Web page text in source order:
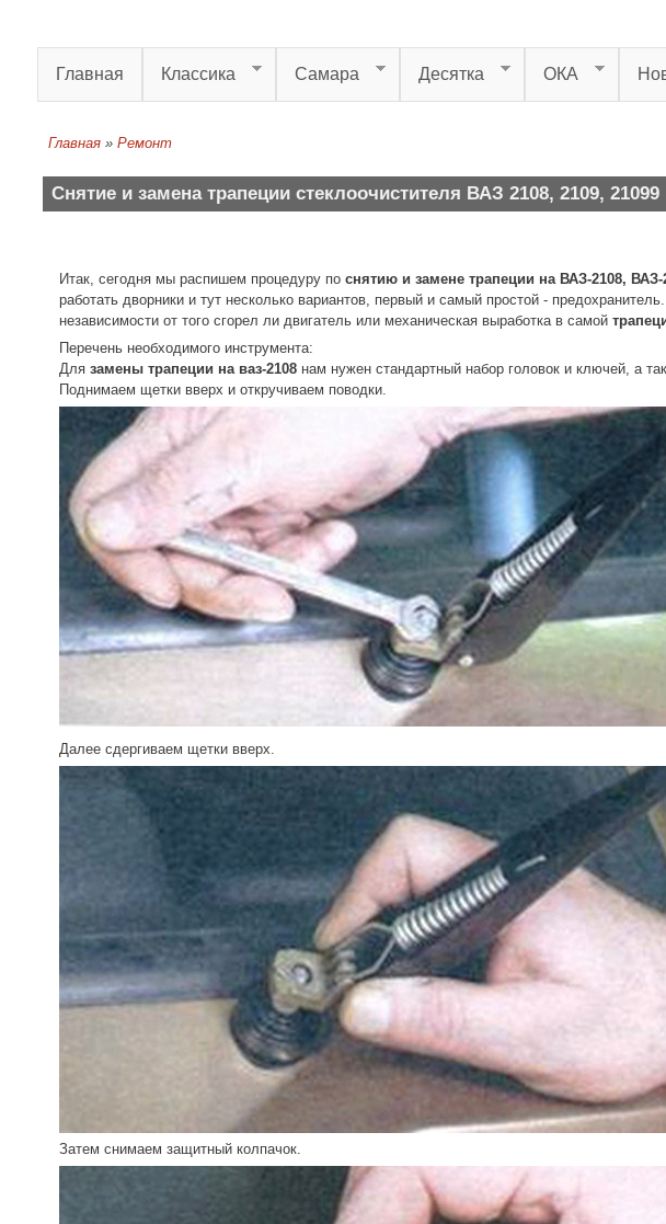
Главная Классика Самара Десятка ОКА
Главная » Ремонт
Снятие и замена трапеции стеклоочистителя ВАЗ 2108, 2109, 21099
Итак, сегодня мы распишем процедуру поснятию и замене трапеции на ВАЗ-2108, ВАЗ-
работать дворники и тут несколько вариантов, первый и самый простой -
независимости от того сгорел ли двигатель или механическая выработка в самой
Перечень необходимого инструмента:
Длязамены трапеции на ваз-2108 нам нужен стандартный набор головок и ключей, а
Поднимаем щетки вверх и откручиваем поводки.
Далее сдергиваем щетки вверх.
Затем снимаем защитный колпачок.